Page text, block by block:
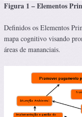
Figura 1 – Elementos
Definidos os Elementos
mapa cognitivo visando
áreas de mananciais.